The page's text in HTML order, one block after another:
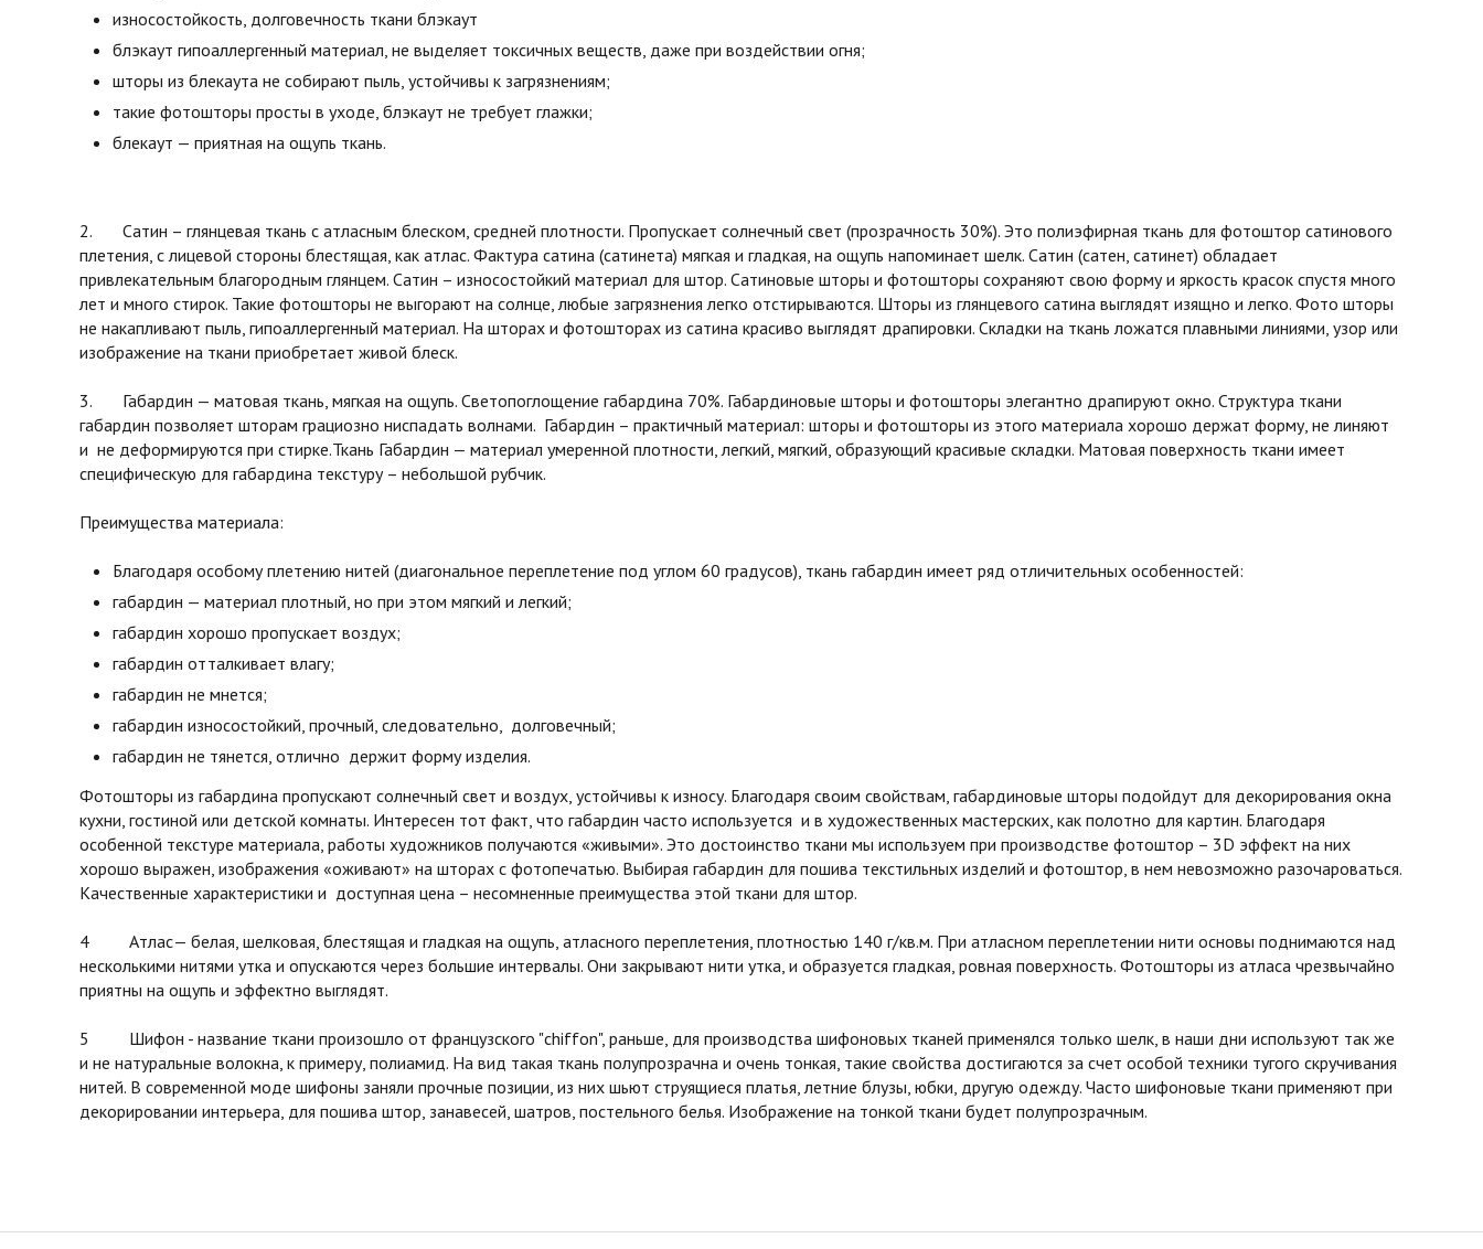
износостойкость, долговечность ткани блэкаут
блэкаут гипоаллергенный материал, не выделяет токсичных веществ, даже при воздействии огня;
шторы из блекаута не собирают пыль, устойчивы к загрязнениям;
такие фотошторы просты в уходе, блэкаут не требует глажки;
блекаут — приятная на ощупь ткань.
2. Сатин – глянцевая ткань с атласным блеском, средней плотности. Пропускает солнечный свет (прозрачность 30%). Это полиэфирная ткань для фотоштор сатинового
плетения, с лицевой стороны блестящая, как атлас. Фактура сатина (сатинета) мягкая и гладкая, на ощупь напоминает шелк. Сатин (сатен, сатинет) обладает
привлекательным благородным глянцем. Сатин – износостойкий материал для штор. Сатиновые шторы и фотошторы сохраняют свою форму и яркость красок спустя много
лет и много стирок. Такие фотошторы не выгорают на солнце, любые загрязнения легко отстирываются. Шторы из глянцевого сатина выглядят изящно и легко. Фото шторы
не накапливают пыль, гипоаллергенный материал. На шторах и фотошторах из сатина красиво выглядят драпировки. Складки на ткань ложатся плавными линиями, узор или
изображение на ткани приобретает живой блеск.
3. Габардин — матовая ткань, мягкая на ощупь. Светопоглощение габардина 70%. Габардиновые шторы и фотошторы элегантно драпируют окно. Структура ткани
габардин позволяет шторам грациозно ниспадать волнами. Габардин – практичный материал: шторы и фотошторы из этого материала хорошо держат форму, не линяют
и не деформируются при стирке.Ткань Габардин — материал умеренной плотности, легкий, мягкий, образующий красивые складки. Матовая поверхность ткани имеет
специфическую для габардина текстуру – небольшой рубчик.
Преимущества материала:
Благодаря особому плетению нитей (диагональное переплетение под углом 60 градусов), ткань габардин имеет ряд отличительных особенностей:
габардин — материал плотный, но при этом мягкий и легкий;
габардин хорошо пропускает воздух;
габардин отталкивает влагу;
габардин не мнется;
габардин износостойкий, прочный, следовательно, долговечный;
габардин не тянется, отлично держит форму изделия.
Фотошторы из габардина пропускают солнечный свет и воздух, устойчивы к износу. Благодаря своим свойствам, габардиновые шторы подойдут для декорирования окна
кухни, гостиной или детской комнаты. Интересен тот факт, что габардин часто используется и в художественных мастерских, как полотно для картин. Благодаря
особенной текстуре материала, работы художников получаются «живыми». Это достоинство ткани мы используем при производстве фотоштор – 3D эффект на них
хорошо выражен, изображения «оживают» на шторах с фотопечатью. Выбирая габардин для пошива текстильных изделий и фотоштор, в нем невозможно разочароваться.
Качественные характеристики и доступная цена – несомненные преимущества этой ткани для штор.
4 Атлас— белая, шелковая, блестящая и гладкая на ощупь, атласного переплетения, плотностью 140 г/кв.м. При атласном переплетении нити основы поднимаются над
несколькими нитями утка и опускаются через большие интервалы. Они закрывают нити утка, и образуется гладкая, ровная поверхность. Фотошторы из атласа чрезвычайно
приятны на ощупь и эффектно выглядят.
5 Шифон - название ткани произошло от французского "chiffon", раньше, для производства шифоновых тканей применялся только шелк, в наши дни используют так же
и не натуральные волокна, к примеру, полиамид. На вид такая ткань полупрозрачна и очень тонкая, такие свойства достигаются за счет особой техники тугого скручивания
нитей. В современной моде шифоны заняли прочные позиции, из них шьют струящиеся платья, летние блузы, юбки, другую одежду. Часто шифоновые ткани применяют при
декорировании интерьера, для пошива штор, занавесей, шатров, постельного белья. Изображение на тонкой ткани будет полупрозрачным.